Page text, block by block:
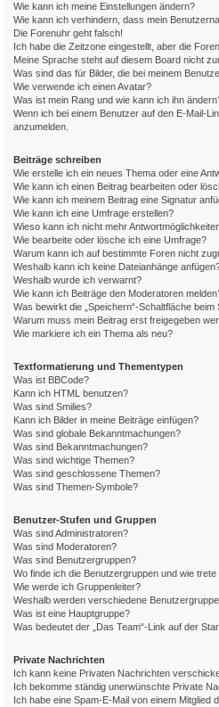
Wie kann ich meine Einstellungen ändern?
Wie kann ich verhindern, dass mein
Die Forenuhr geht falsch!
Ich habe die Zeitzone eingestellt, aber die
Meine Sprache steht auf diesem Board nicht
Was sind das für Bilder, die bei meinem
Wie verwende ich einen Avatar?
Was ist mein Rang und wie kann ich ihn
Wenn ich bei einem Benutzer auf den E-Mail-
anzumelden.
Beiträge schreiben
Wie erstelle ich ein neues Thema oder eine
Wie kann ich einen Beitrag bearbeiten oder
Wie kann ich meinem Beitrag eine Signatur
Wie kann ich eine Umfrage erstellen?
Wieso kann ich nicht mehr
Wie bearbeite oder lösche ich eine Umfrage?
Warum kann ich auf bestimmte Foren nicht
Weshalb kann ich keine Dateianhänge
Weshalb wurde ich verwarnt?
Wie kann ich Beiträge den Moderatoren
Was bewirkt die „Speichern“-Schaltfläche
Warum muss mein Beitrag erst freigegeben
Wie markiere ich ein Thema als neu?
Textformatierung und Thementypen
Was ist BBCode?
Kann ich HTML benutzen?
Was sind Smilies?
Kann ich Bilder in meine Beiträge einfügen?
Was sind globale Bekanntmachungen?
Was sind Bekanntmachungen?
Was sind wichtige Themen?
Was sind geschlossene Themen?
Was sind Themen-Symbole?
Benutzer-Stufen und Gruppen
Was sind Administratoren?
Was sind Moderatoren?
Was sind Benutzergruppen?
Wo finde ich die Benutzergruppen und wie trete
Wie werde ich Gruppenleiter?
Weshalb werden verschiedene
Was ist eine Hauptgruppe?
Was bedeutet der „Das Team“-Link auf der
Private Nachrichten
Ich kann keine Privaten Nachrichten
Ich bekomme ständig unerwünschte Private
Ich habe eine Spam-E-Mail von einem Mitglied